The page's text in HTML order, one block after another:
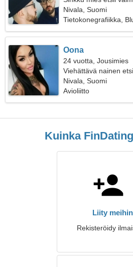
Nivala, Suomi
Tietokonegrafiikka,
Oona
24 vuotta, Jousimies
Viehättävä nainen
Nivala, Suomi
Avioliitto
Kuinka
Liity meihin
Rekisteröidy